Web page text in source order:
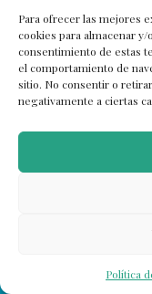
Para ofrecer las mejores
cookies para almacenar
consentimiento de estas
el comportamiento de
sitio. No consentir o
negativamente a ciertas
Política
encontrarse
restaurantes